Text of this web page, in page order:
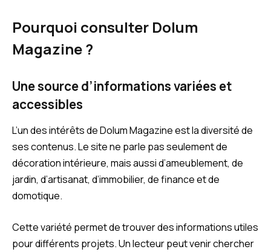
Pourquoi consulter Dolum
Magazine ?
Une source d’informations variées et
accessibles
L’un des intérêts de Dolum Magazine est la diversité de
ses contenus. Le site ne parle pas seulement de
décoration intérieure, mais aussi d’ameublement, de
jardin, d’artisanat, d’immobilier, de finance et de
domotique.
Cette variété permet de trouver des informations utiles
pour différents projets. Un lecteur peut venir chercher